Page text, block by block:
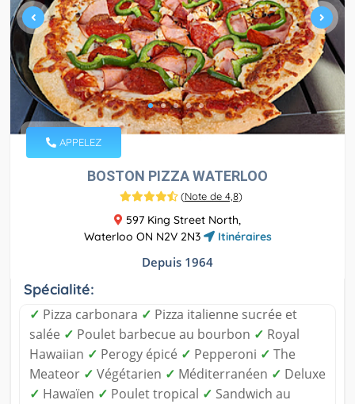
APPELEZ
BOSTON PIZZA WATERLOO
(Note de 4,8)
597 King Street North,
Waterloo ON N2V 2N3
Itinéraires
Depuis 1964
Spécialité:
✓ Pizza carbonara ✓ Pizza italienne sucrée et
salée ✓ Poulet barbecue au bourbon ✓ Royal
Hawaiian ✓ Perogy épicé ✓ Pepperoni ✓ The
Meateor ✓ Végétarien ✓ Méditerranéen ✓ Deluxe
✓ Hawaïen ✓ Poulet tropical ✓ Sandwich au